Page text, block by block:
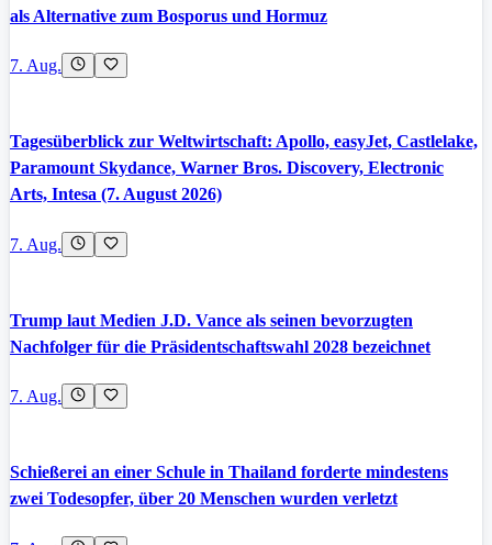
als Alternative zum Bosporus und Hormuz
7. Aug.
Tagesüberblick zur Weltwirtschaft: Apollo, easyJet, Castlelake,
Paramount Skydance, Warner Bros. Discovery, Electronic
Arts, Intesa (7. August 2026)
7. Aug.
Trump laut Medien J.D. Vance als seinen bevorzugten
Nachfolger für die Präsidentschaftswahl 2028 bezeichnet
7. Aug.
Schießerei an einer Schule in Thailand forderte mindestens
zwei Todesopfer, über 20 Menschen wurden verletzt